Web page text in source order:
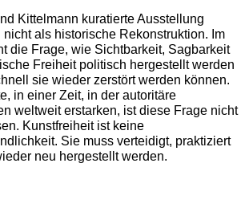
Kittelmann kuratierte Ausstellung
nicht als historische Rekonstruktion. Im
die Frage, wie Sichtbarkeit, Sagbarkeit
Freiheit politisch hergestellt werden
sie wieder zerstört werden können.
in einer Zeit, in der autoritäre
weltweit erstarken, ist diese Frage nicht
Kunstfreiheit ist keine
Sie muss verteidigt, praktiziert
neu hergestellt werden.